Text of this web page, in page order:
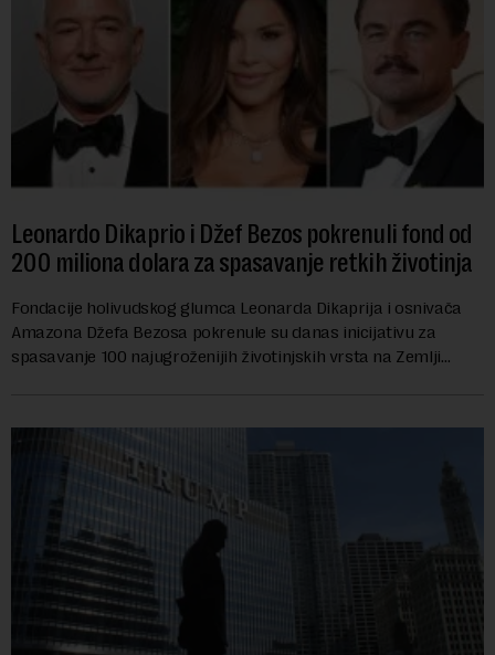
Leonardo Dikaprio i Džef Bezos pokrenuli fond od
200 miliona dolara za spasavanje retkih životinja
Fondacije holivudskog glumca Leonarda Dikaprija i osnivača
Amazona Džefa Bezosa pokrenule su danas inicijativu za
spasavanje 100 najugroženijih životinjskih vrsta na Zemlji